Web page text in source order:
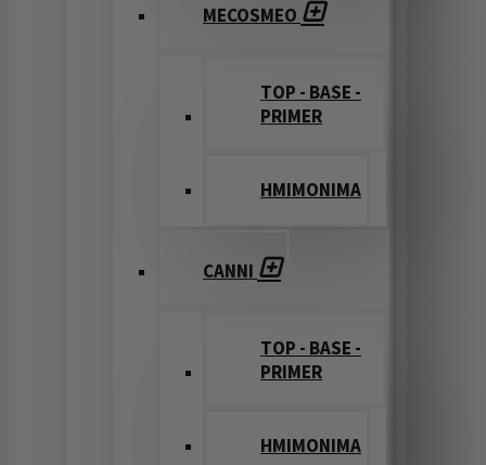
MECOSMEO
TOP - BASE -
PRIMER
ΗΜΙΜΟΝΙΜΑ
CANNI
TOP - BASE -
PRIMER
ΗΜΙΜΟΝΙΜΑ